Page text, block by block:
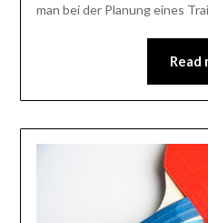
man bei der Planung eines
Read